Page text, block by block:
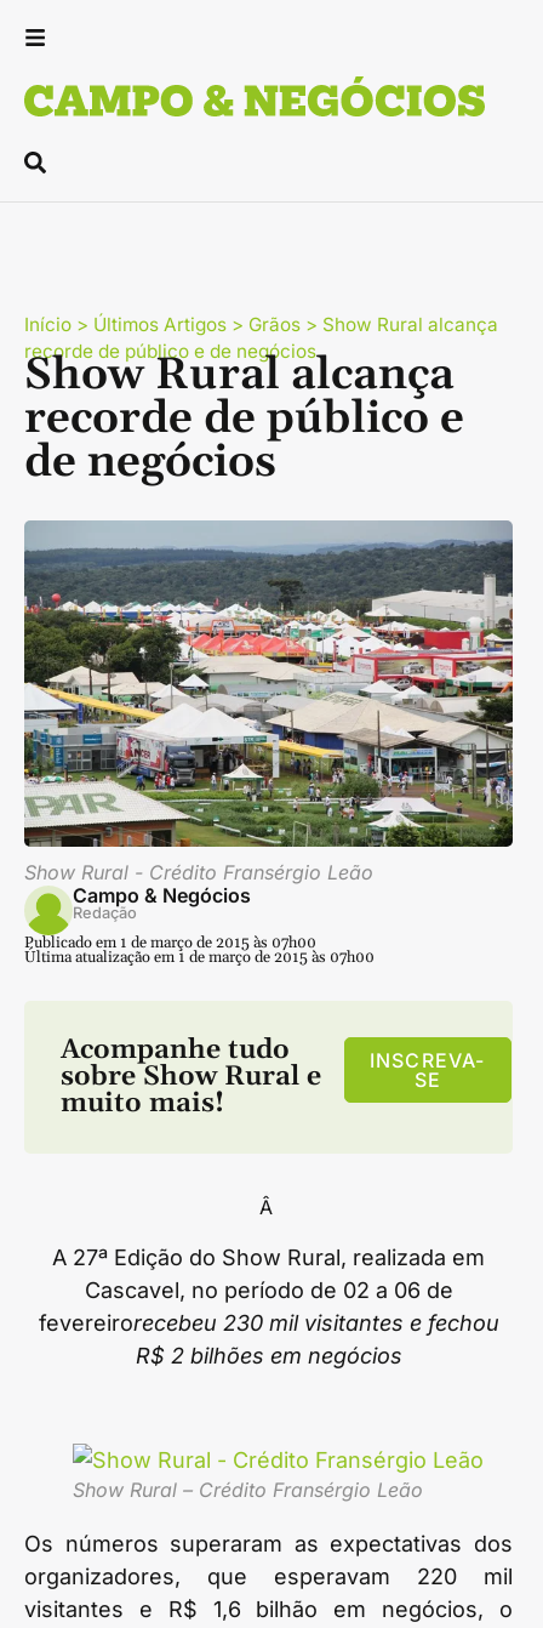
Início > Últimos Artigos > Grãos > Show Rural alcança
recorde de público e de negócios
Show Rural alcança
recorde de público e
de negócios
Show Rural - Crédito Fransérgio Leão
Campo & Negócios
Redação
Publicado em 1 de março de 2015 às 07h00
Última atualização em 1 de março de 2015 às 07h00
Acompanhe tudo
sobreShow Rural e
muito mais!
INSCREVA-
SE
Â
A 27ª Edição do Show Rural, realizada em
Cascavel, no período de 02 a 06 de
fevereirorecebeu 230 mil visitantes e fechou
R$ 2 bilhões em negócios
Show Rural – Crédito Fransérgio Leão
Os números superaram as expectativas dos
organizadores, que esperavam 220 mil
visitantes e R$ 1,6 bilhão em negócios, o